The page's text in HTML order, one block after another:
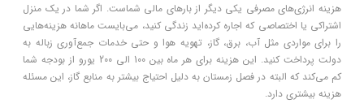
هزینه انرژی‌های مصرفی یکی دیگر از بارهای مالی شماست. اگر شما در یک منزل
اشتراکی یا اختصاصی که اجاره کرده‌اید زندگی کنید، می‌بایست ماهانه هزینه‌هایی
را برای مواردی مثل آب، برق، گاز، تهویه هوا و حتی خدمات جمع‌آوری زباله به
دولت پرداخت کنید. این هزینه برای هر ماه بین 100 الی 200 یورو از بودجه شما
کم می‌کند که البته در فصل زمستان به دلیل احتیاج بیشتر به منابع گاز، این مسئله
هزینه بیشتری دارد.